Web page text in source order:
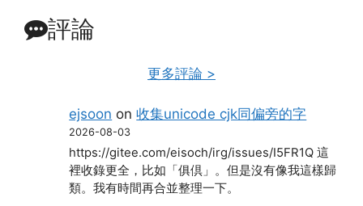
評論
更多評論 >
ejsoon on收集unicode cjk同偏旁的字
2026-08-03
https://gitee.com/eisoch/irg/issues/I5FR1Q 這
裡收錄更全，比如「俱倶」。但是沒有像我這樣歸
類。我有時間再合並整理一下。